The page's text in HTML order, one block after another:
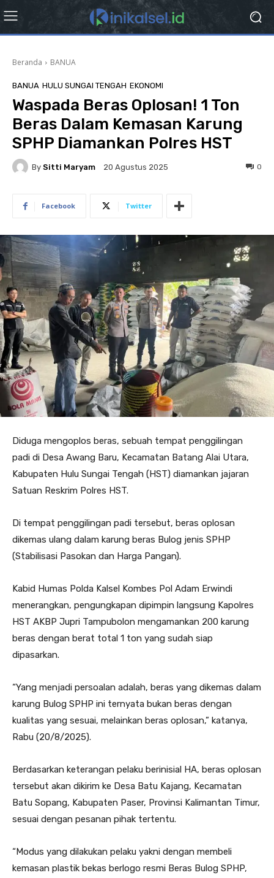
Beranda BANUA
BANUA HULU SUNGAI TENGAH EKONOMI
Waspada Beras Oplosan! 1 Ton
Beras Dalam Kemasan Karung
SPHP Diamankan Polres HST
By Sitti Maryam 20 Agustus 2025 0
Facebook Twitter
Diduga mengoplos beras, sebuah tempat penggilingan
padi di Desa Awang Baru, Kecamatan Batang Alai Utara,
Kabupaten Hulu Sungai Tengah (HST) diamankan jajaran
Satuan Reskrim Polres HST.
Di tempat penggilingan padi tersebut, beras oplosan
dikemas ulang dalam karung beras Bulog jenis SPHP
(Stabilisasi Pasokan dan Harga Pangan).
Kabid Humas Polda Kalsel Kombes Pol Adam Erwindi
menerangkan, pengungkapan dipimpin langsung Kapolres
HST AKBP Jupri Tampubolon mengamankan 200 karung
beras dengan berat total 1 ton yang sudah siap
dipasarkan.
“Yang menjadi persoalan adalah, beras yang dikemas dalam
karung Bulog SPHP ini ternyata bukan beras dengan
kualitas yang sesuai, melainkan beras oplosan,” katanya,
Rabu (20/8/2025).
Berdasarkan keterangan pelaku berinisial HA, beras oplosan
tersebut akan dikirim ke Desa Batu Kajang, Kecamatan
Batu Sopang, Kabupaten Paser, Provinsi Kalimantan Timur,
sesuai dengan pesanan pihak tertentu.
“Modus yang dilakukan pelaku yakni dengan membeli
kemasan plastik bekas berlogo resmi Beras Bulog SPHP,